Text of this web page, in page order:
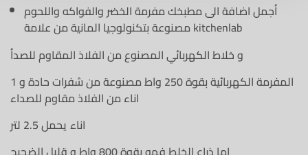
أجمل اضافة الى مطبخك مفرمة الخضر والفواكه واللحوم
مصنوعة بتكنولوجيا المانية من علامة kitchenlab
و خلاط الكهربائي المصنوع من الفلاذ المقاوم للصدأ
1 المفرمة الكهربائية بقوة 250 واط مصنوعة من شفرات حادة و
اناء من الفلاذ مقاوم للصداء
اناء يحمل 2.5 لتر